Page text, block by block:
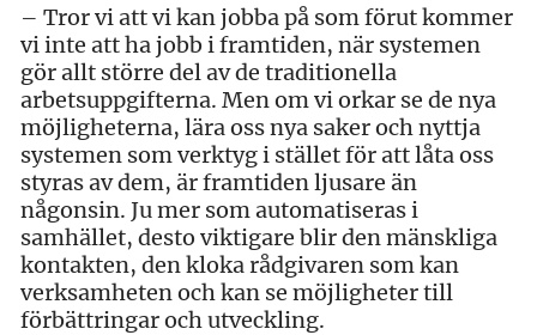
– Tror vi att vi kan jobba på som förut kommer
vi inte att ha jobb i framtiden, när systemen
gör allt större del av de traditionella
arbetsuppgifterna. Men om vi orkar se de nya
möjligheterna, lära oss nya saker och nyttja
systemen som verktyg i stället för att låta oss
styras av dem, är framtiden ljusare än
någonsin. Ju mer som automatiseras i
samhället, desto viktigare blir den mänskliga
kontakten, den kloka rådgivaren som kan
verksamheten och kan se möjligheter till
förbättringar och utveckling.